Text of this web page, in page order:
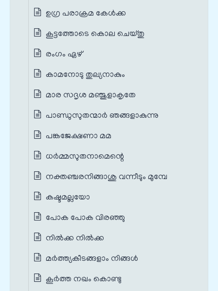
ഉഗ്ര പരാക്രമ കേള്‍ക്ക
കൂട്ടത്തോടെ കൊല ചെയ്തു
രംഗം ഏഴ്
കാമനോടു തുല്യനാകും
മാര സദൃശ മഞ്ജുളാകൃതേ
പാണ്ഡുസുതന്മാര്‍ ഞങ്ങളാകുന്നു
പങ്കജേക്ഷണാ മമ
ധര്‍മ്മസുതനാമെന്റെ
നക്തഞ്ചരനിങ്ങാശു വന്നീടും മുമ്പേ
കഷ്ടമല്ലയോ
പോക പോക വിരഞ്ഞു
നില്‍ക്ക നില്‍ക്ക
മര്‍ത്ത്യകീടങ്ങളാം നിങ്ങള്‍
കൂര്‍ത്ത നഖം കൊണ്ടു